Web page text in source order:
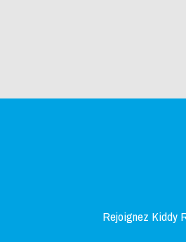
Rejoignez Kiddy